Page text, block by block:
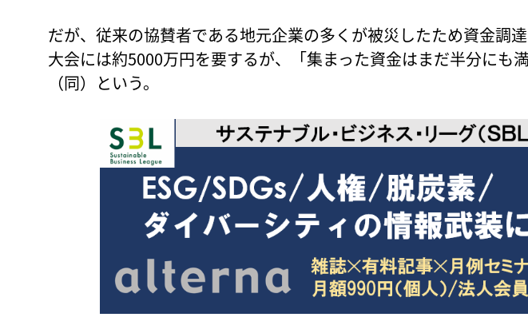
だが、従来の協賛者である地元企業の多くが被災したため資金調
大会には約5000万円を要するが、「集まった資金はまだ半分にも満
（同）という。